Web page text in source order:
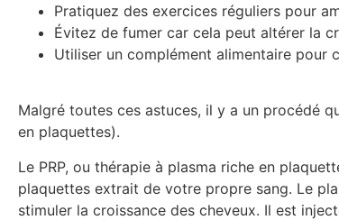
Pratiquez des exercices réguliers pour
Évitez de fumer car cela peut altérer la
Utiliser un complément alimentaire pour
Malgré toutes ces astuces, il y a un procédé
en plaquettes).
Le PRP, ou thérapie à plasma riche en
plaquettes extrait de votre propre sang. Le
stimuler la croissance des cheveux. Il est